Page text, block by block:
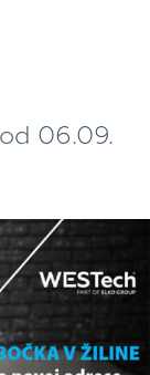
06.09.